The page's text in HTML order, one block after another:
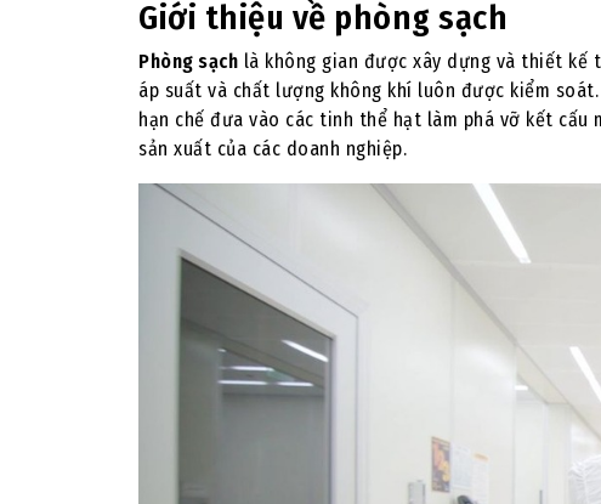
Giới thiệu về phòng sạch
Phòng sạch là không gian được xây dựng và thiết kế
áp suất và chất lượng không khí luôn được kiểm
hạn chế đưa vào các tinh thể hạt làm phá vỡ kết cấu
sản xuất của các doanh nghiệp.